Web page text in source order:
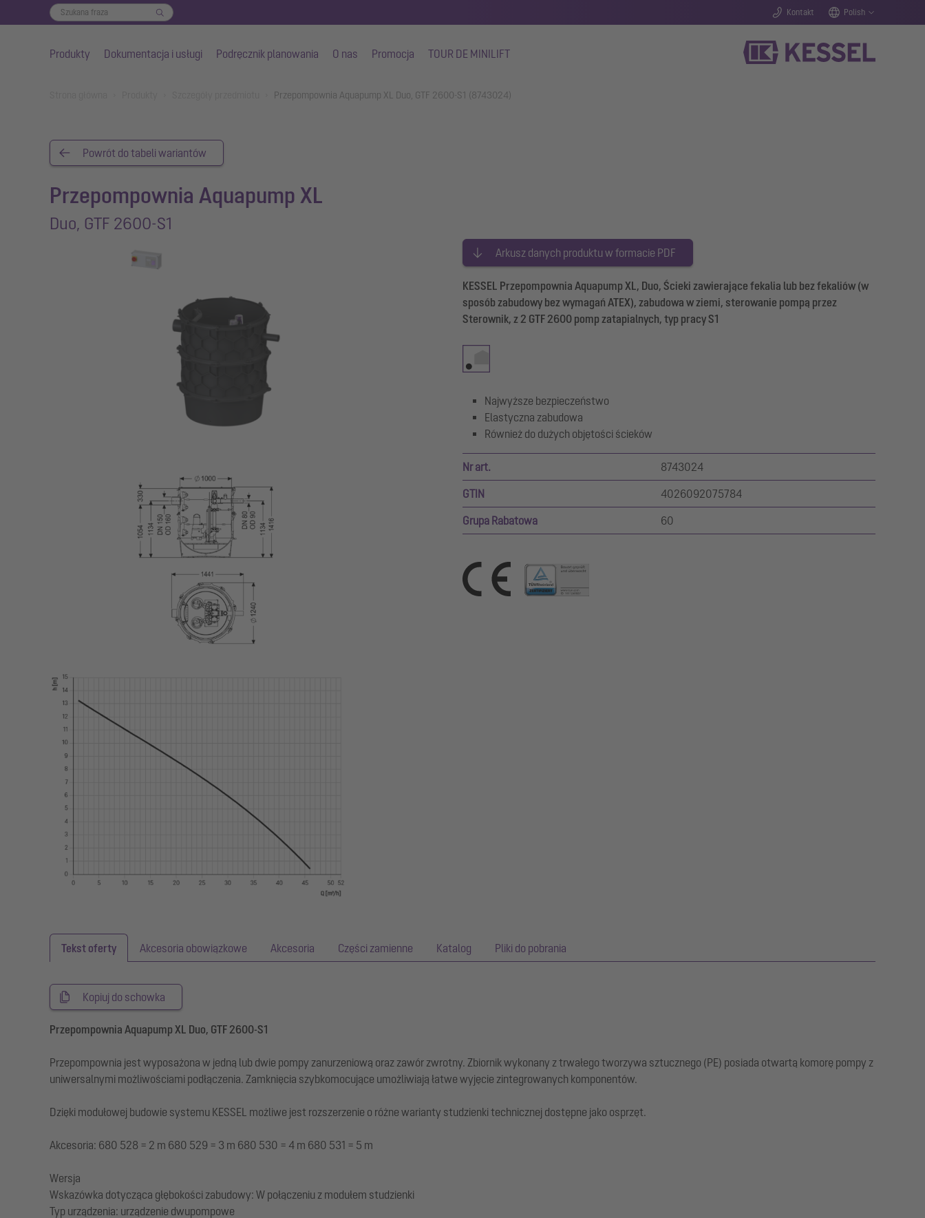
Kontakt Polish
Produkty Dokumentacja i usługi Podręcznik planowania O nas Promocja TOUR DE MINILIFT
Przepompownia Aquapump XL Duo, GTF 2600-S1 (8743024)
Powrót do tabeli wariantów
Przepompownia Aquapump XL
Duo, GTF 2600-S1
Arkusz danych produktu w formacie PDF
KESSEL Przepompownia Aquapump XL, Duo, Ścieki zawierające fekalia lub bez fekaliów (w
sposób zabudowy bez wymagań ATEX), zabudowa w ziemi, sterowanie pompą przez
Sterownik, z 2 GTF 2600 pomp zatapialnych, typ pracy S1
Najwyższe bezpieczeństwo
Elastyczna zabudowa
Również do dużych objętości ścieków
Nr art. 8743024
GTIN 4026092075784
Grupa Rabatowa 60
Tekst oferty Akcesoria obowiązkowe Akcesoria Części zamienne Katalog Pliki do pobrania
Kopiuj do schowka
Przepompownia Aquapump XL Duo, GTF 2600-S1
Przepompownia jest wyposażona w jedną lub dwie pompy zanurzeniową oraz zawór zwrotny. Zbiornik wykonany z trwałego tworzywa sztucznego (PE) posiada otwartą komorę pompy z
uniwersalnymi możliwościami podłączenia. Zamknięcia szybkomocujące umożliwiają łatwe wyjęcie zintegrowanych komponentów.
Dzięki modułowej budowie systemu KESSEL możliwe jest rozszerzenie o różne warianty studzienki technicznej dostępne jako osprzęt.
Akcesoria: 680 528 = 2 m 680 529 = 3 m 680 530 = 4 m 680 531 = 5 m
Wersja
Wskazówka dotycząca głębokości zabudowy: W połączeniu z modułem studzienki
Typ urządzenia: urządzenie dwupompowe